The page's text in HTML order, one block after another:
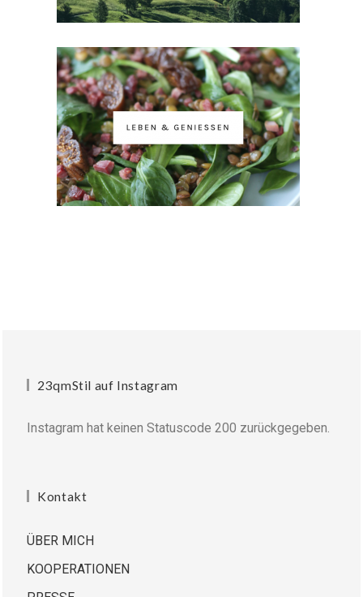
23qmStil auf Instagram
Instagram hat keinen Statuscode 200 zurückgegeben.
Kontakt
ÜBER MICH
KOOPERATIONEN